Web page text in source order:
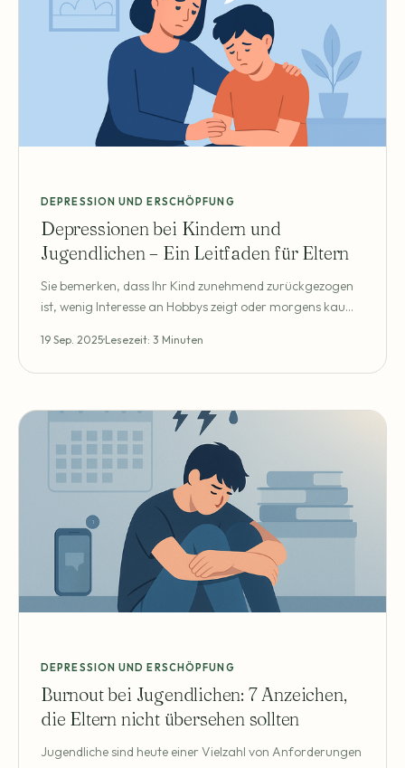
DEPRESSION UND ERSCHÖPFUNG
Depressionen bei Kindern und
Jugendlichen – Ein Leitfaden für Eltern
Sie bemerken, dass Ihr Kind zunehmend zurückgezogen
ist, wenig Interesse an Hobbys zeigt oder morgens kaum
oder klagt über körperliche Beschwerden wie
Bauchschmerzen oder Kopfschmerzen. Viele Eltern
Depression dahinterstecken? Depressionen
19 Sep. 2025 Lesezeit: 3 Minuten
DEPRESSION UND ERSCHÖPFUNG
Burnout bei Jugendlichen: 7 Anzeichen,
die Eltern nicht übersehen sollten
Jugendliche sind heute einer Vielzahl von Anforderungen